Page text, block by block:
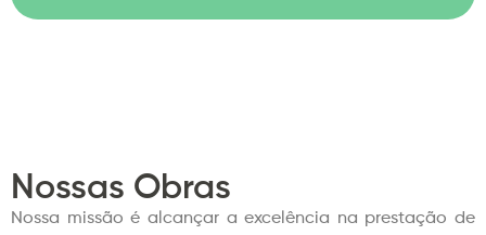
Nossas Obras
Nossa missão é alcançar a excelência na prestação de